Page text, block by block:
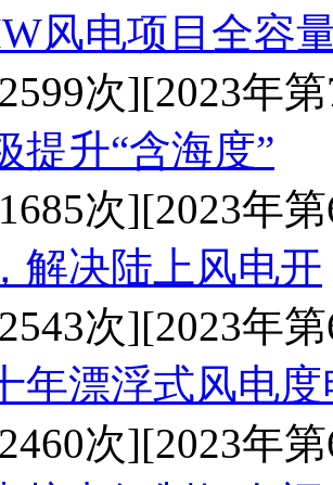
风电项目全容
次][2023年
提升“含海度”
次][2023年
解决陆上风电开
次][2023年
年漂浮式风电度
次][2023年